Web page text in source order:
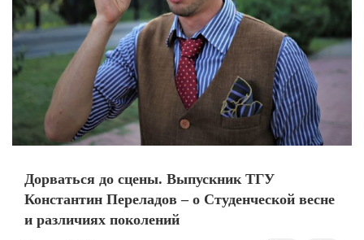
Дорваться до сцены. Выпускник ТГУ
Константин Переладов – о Студенческой весне
и различиях поколений